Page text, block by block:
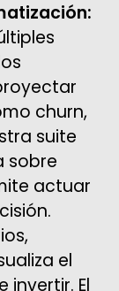
churn,
suite
sobre
actuar
el
El